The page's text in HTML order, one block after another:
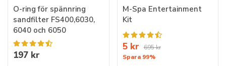
O-ring för spännring
sandfilter FS400,6030,
6040 och 6050
197 kr
M-Spa Entertainment
Kit
5 kr 695 kr
Spara 99%